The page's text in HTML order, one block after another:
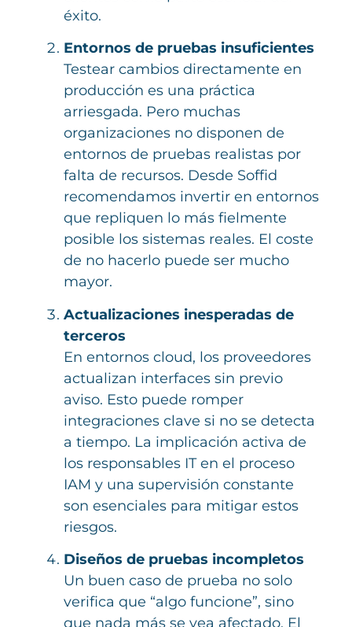
éxito.
Entornos de pruebas insuficientes
Testear cambios directamente en
producción es una práctica
arriesgada. Pero muchas
organizaciones no disponen de
entornos de pruebas realistas por
falta de recursos. Desde Soffid
recomendamos invertir en entornos
que repliquen lo más fielmente
posible los sistemas reales. El coste
de no hacerlo puede ser mucho
mayor.
Actualizaciones inesperadas de
terceros
En entornos cloud, los proveedores
actualizan interfaces sin previo
aviso. Esto puede romper
integraciones clave si no se detecta
a tiempo. La implicación activa de
los responsables IT en el proceso
IAM y una supervisión constante
son esenciales para mitigar estos
riesgos.
Diseños de pruebas incompletos
Un buen caso de prueba no solo
verifica que “algo funcione”, sino
que nada más se vea afectado. El